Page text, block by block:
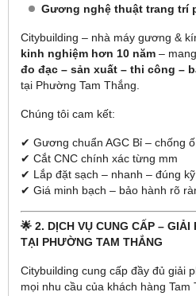
Gương nghệ thuật trang trí
Citybuilding – nhà máy gương &
kinh nghiệm hơn 10 năm –
đo đạc – sản xuất – thi công –
tại Phường Tam Thắng.
Chúng tôi cam kết:
✔ Gương chuẩn AGC Bỉ – chống
✔ Cắt CNC chính xác từng mm
✔ Lắp đặt sạch – nhanh – đúng
✔ Giá minh bạch – bảo hành rõ
🌟 2. DỊCH VỤ CUNG CẤP – GIẢI
TẠI PHƯỜNG TAM THẮNG
Citybuilding cung cấp đầy đủ giải
mọi nhu cầu của khách hàng Tam